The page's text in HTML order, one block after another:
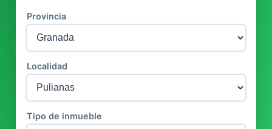
Provincia
Localidad
Tipo de inmueble